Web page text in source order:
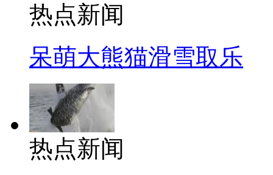
热点新闻
呆萌大熊猫滑雪取乐
热点新闻